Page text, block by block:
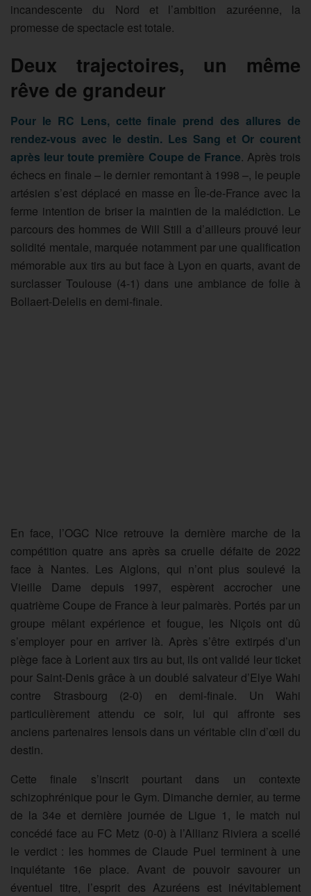
incandescente du Nord et l’ambition azuréenne, la
promesse de spectacle est totale.
Deux trajectoires, un même
rêve de grandeur
Pour le RC Lens, cette finale prend des allures de
rendez-vous avec le destin. Les Sang et Or courent
après leur toute première Coupe de France. Après trois
échecs en finale – le dernier remontant à 1998 –, le peuple
artésien s’est déplacé en masse en Île-de-France avec la
ferme intention de briser la maintien de la malédiction. Le
parcours des hommes de Will Still a d’ailleurs prouvé leur
solidité mentale, marquée notamment par une qualification
mémorable aux tirs au but face à Lyon en quarts, avant de
surclasser Toulouse (4-1) dans une ambiance de folie à
Bollaert-Delelis en demi-finale.
En face, l’OGC Nice retrouve la dernière marche de la
compétition quatre ans après sa cruelle défaite de 2022
face à Nantes. Les Aiglons, qui n’ont plus soulevé la
Vieille Dame depuis 1997, espèrent accrocher une
quatrième Coupe de France à leur palmarès. Portés par un
groupe mêlant expérience et fougue, les Niçois ont dû
s’employer pour en arriver là. Après s’être extirpés d’un
piège face à Lorient aux tirs au but, ils ont validé leur ticket
pour Saint-Denis grâce à un doublé salvateur d’Elye Wahi
contre Strasbourg (2-0) en demi-finale. Un Wahi
particulièrement attendu ce soir, lui qui affronte ses
anciens partenaires lensois dans un véritable clin d’œil du
destin.
Cette finale s’inscrit pourtant dans un contexte
schizophrénique pour le Gym. Dimanche dernier, au terme
de la 34e et dernière journée de Ligue 1, le match nul
concédé face au FC Metz (0-0) à l’Allianz Riviera a scellé
le verdict : les hommes de Claude Puel terminent à une
inquiétante 16e place. Avant de pouvoir savourer un
éventuel titre, l’esprit des Azuréens est inévitablement